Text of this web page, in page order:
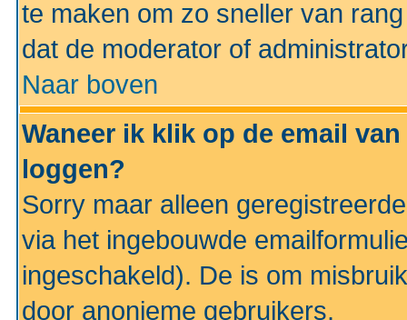
te maken om zo sneller van
dat de moderator of
Naar boven
Waneer ik klik op de email
loggen?
Sorry maar alleen
via het ingebouwde
ingeschakeld). De is om
door anonieme gebruikers.